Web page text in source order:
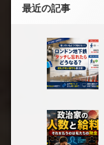
最近の記事